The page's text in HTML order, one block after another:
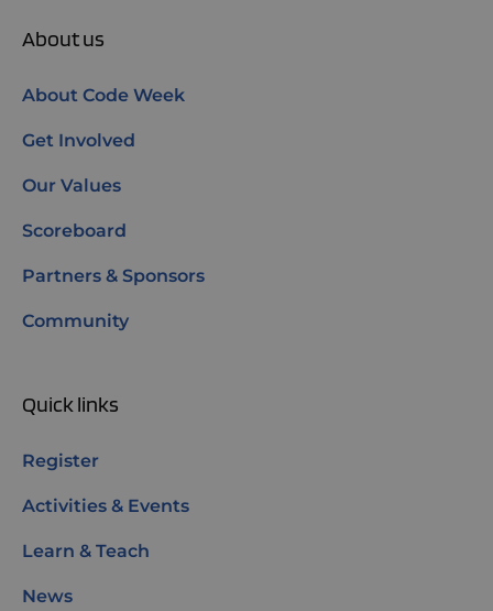
About us
About Code Week
Get Involved
Our Values
Scoreboard
Partners & Sponsors
Community
Quick links
Register
Activities & Events
Learn & Teach
News